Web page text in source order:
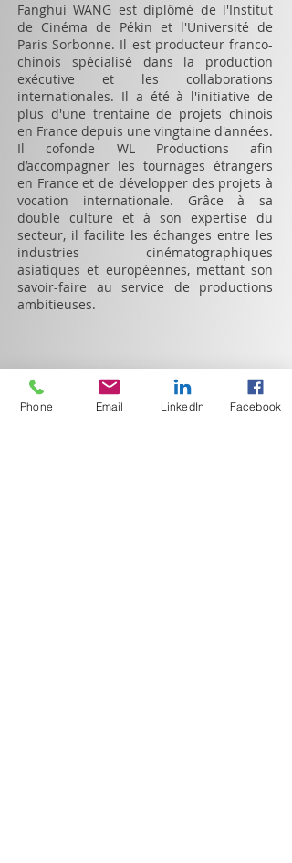
Fanghui WANG est diplômé de l'Institut
de Cinéma de Pékin et l'Université de
Paris Sorbonne. Il est producteur franco-
chinois spécialisé dans la production
exécutive et les collaborations
internationales. Il a été à l'initiative de
plus d'une trentaine de projets chinois
en France depuis une vingtaine d'années.
Il cofonde WL Productions afin
d’accompagner les tournages étrangers
en France et de développer des projets à
vocation internationale. Grâce à sa
double culture et à son expertise du
secteur, il facilite les échanges entre les
industries cinématographiques
asiatiques et européennes, mettant son
savoir-faire au service de productions
ambitieuses.
Phone Email LinkedIn Facebook